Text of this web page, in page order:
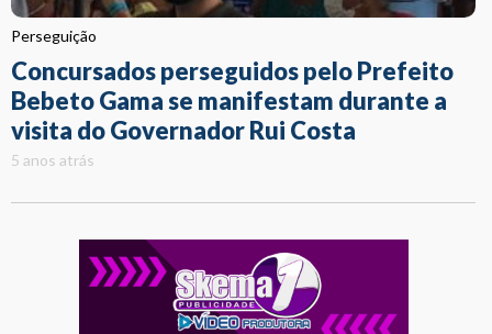
Perseguição
Concursados perseguidos pelo Prefeito
Bebeto Gama se manifestam durante a
visita do Governador Rui Costa
5 anos atrás